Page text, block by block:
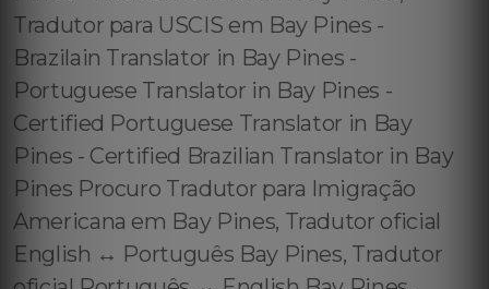
Tradutor para USCIS em Bay Pines -
Brazilain Translator in Bay Pines -
Portuguese Translator in Bay Pines -
Certified Portuguese Translator in Bay
Pines - Certified Brazilian Translator in Bay
Pines Procuro Tradutor para Imigração
Americana em Bay Pines, Tradutor oficial
English ↔️ Português Bay Pines, Tradutor